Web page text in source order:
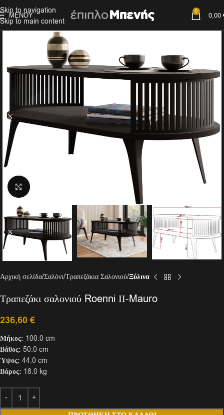
Skip to navigation
Skip to main content
ΜΕΝΟΎ 0 0,00
Click to enlarge
Αρχική σελίδα Σαλόνι Τραπεζάκια Σαλονιού Ξύλινα
Τραπεζάκι σαλονιού Roenni ΙΙ-Mauro
236,60€
Μήκος: 100.0 cm
Βάθος: 50.0 cm
Ύψος: 44.0 cm
Βάρος: 18.0 kg